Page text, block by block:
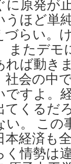
に原発が
うほど単
づらい。
またデモ
れば動き
社会の中
ですよ。
てくるだ
い。 この
本経済も
く情勢は